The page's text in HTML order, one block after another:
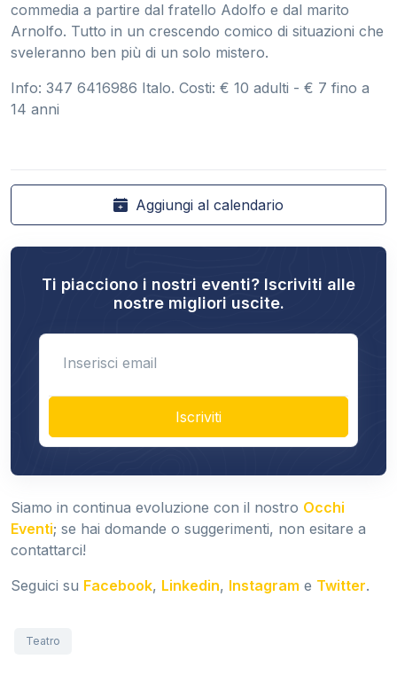
commedia a partire dal fratello Adolfo e dal marito
Arnolfo. Tutto in un crescendo comico di situazioni che
sveleranno ben più di un solo mistero.
Info: 347 6416986 Italo. Costi: € 10 adulti - € 7 fino a
14 anni
Aggiungi al calendario
Ti piacciono i nostri eventi? Iscriviti alle
nostre migliori uscite.
Iscriviti
Siamo in continua evoluzione con il nostro Occhi
Eventi; se hai domande o suggerimenti, non esitare a
contattarci!
Seguici su Facebook, Linkedin, Instagram e Twitter.
Teatro